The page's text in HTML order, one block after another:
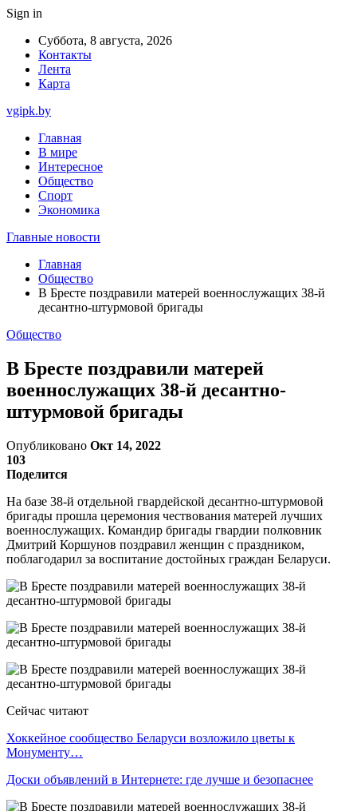
Sign in
Суббота, 8 августа, 2026
Контакты
Лента
Карта
vgipk.by
Главная
В мире
Интересное
Общество
Спорт
Экономика
Главные новости
Главная
Общество
В Бресте поздравили матерей военнослужащих 38-й
десантно-штурмовой бригады
Общество
В Бресте поздравили матерей
военнослужащих 38-й десантно-
штурмовой бригады
Опубликовано Окт 14, 2022
103
Поделится
На базе 38-й отдельной гвардейской десантно-штурмовой
бригады прошла церемония чествования матерей лучших
военнослужащих. Командир бригады гвардии полковник
Дмитрий Коршунов поздравил женщин с праздником,
поблагодарил за воспитание достойных граждан Беларуси.
Сейчас читают
Хоккейное сообщество Беларуси возложило цветы к
Монументу…
Доски объявлений в Интернете: где лучше и безопаснее